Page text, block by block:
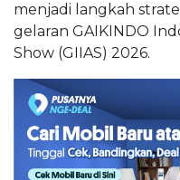
menjadi langkah
gelaran GAIKINDO
Show (GIIAS) 2026.